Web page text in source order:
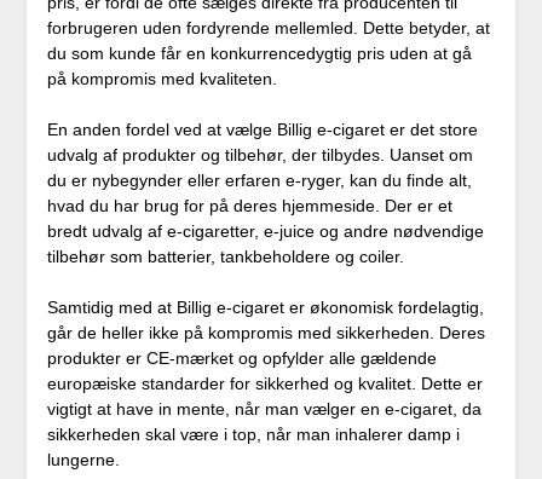
forbrugeren uden fordyrende mellemled. Dette betyder, at
du som kunde får en konkurrencedygtig pris uden at gå
på kompromis med kvaliteten.
En anden fordel ved at vælge Billig e-cigaret er det store
udvalg af produkter og tilbehør, der tilbydes. Uanset om
du er nybegynder eller erfaren e-ryger, kan du finde alt,
hvad du har brug for på deres hjemmeside. Der er et
bredt udvalg af e-cigaretter, e-juice og andre nødvendige
tilbehør som batterier, tankbeholdere og coiler.
Samtidig med at Billig e-cigaret er økonomisk fordelagtig,
går de heller ikke på kompromis med sikkerheden. Deres
produkter er CE-mærket og opfylder alle gældende
europæiske standarder for sikkerhed og kvalitet. Dette er
vigtigt at have in mente, når man vælger en e-cigaret, da
sikkerheden skal være i top, når man inhalerer damp i
lungerne.